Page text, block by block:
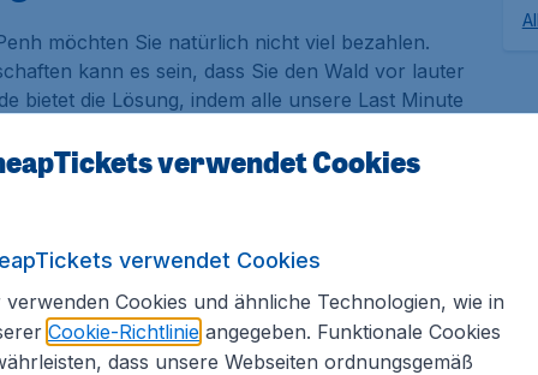
möchten Sie natürlich nicht viel bezahlen.
kann es sein, dass Sie den Wald vor lauter
bietet die Lösung, indem alle unsere Last Minute
werden. So können Sie auf einen
und das günstige Last Minute Angebot buchen.
Phnom Penh buchen
von großen Fluggesellschaften wie
British Airwaysauch Last Minute Flüge. Alle
in einer übersichtlichen Liste dargestellt.
verwendet Cookies
verwendet Cookies
verwenden Cookies und ähnliche Technologien, wie in
Cookie-Richtlinieangegeben. Funktionale Cookies
dass unsere Webseiten ordnungsgemäß